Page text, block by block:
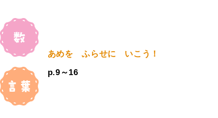
あめを ふらせに いこう！
p.9～16